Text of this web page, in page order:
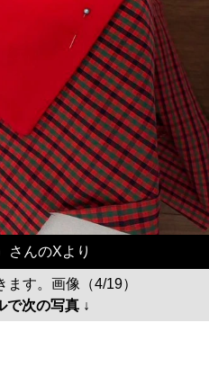
さんのXより
ます。画像（4/19）
で次の写真 ↓